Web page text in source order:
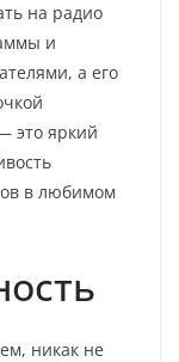
на радио
и
а его
это яркий
в любимом
никак не